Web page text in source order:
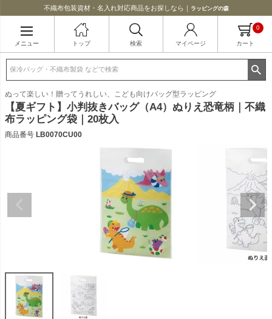
不織布包装資材・名入れ対応商品をお探しなら｜ ラッピングの森
メニュー トップ 検索 マイページ カート
0
ぬって楽しい！贈ってうれしい、こども向けバッグ型ラッピング
【夏ギフト】小判抜きバッグ（A4）ぬりえ恐竜柄｜不織
布ラッピング袋｜20枚入
商品番号 LB0070CU00